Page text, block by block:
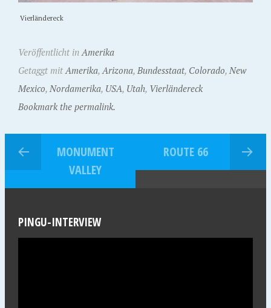
Vierländereck
Veröffentlicht inAmerika
Getaggt mitAmerika,Arizona, Bundesstaat, Colorado, New
Mexico, Nordamerika, USA, Utah, Vierländereck
Bookmark the permalink.
MONUMENT
VALLEY
ROUTE 66
PINGU-INTERVIEW